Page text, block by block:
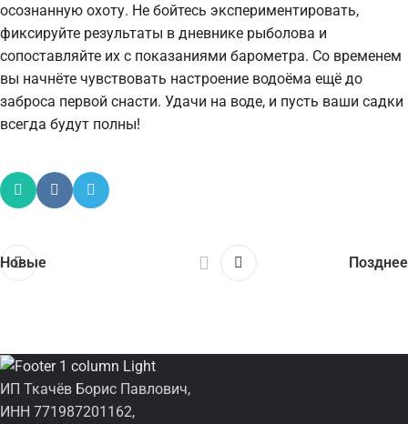
осознанную охоту. Не бойтесь экспериментировать,
фиксируйте результаты в дневнике рыболова и
сопоставляйте их с показаниями барометра. Со временем
вы начнёте чувствовать настроение водоёма ещё до
заброса первой снасти. Удачи на воде, и пусть ваши садки
всегда будут полны!
Новые Позднее
ИП Ткачёв Борис Павлович,
ИНН 771987201162,